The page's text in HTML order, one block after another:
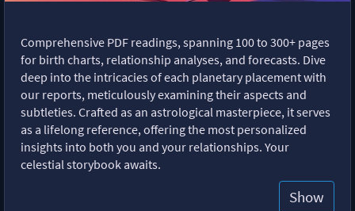
Comprehensive PDF readings, spanning 100 to 300+ pages
for birth charts, relationship analyses, and forecasts. Dive
deep into the intricacies of each planetary placement with
our reports, meticulously examining their aspects and
subtleties. Crafted as an astrological masterpiece, it serves
as a lifelong reference, offering the most personalized
insights into both you and your relationships. Your
celestial storybook awaits.
Show